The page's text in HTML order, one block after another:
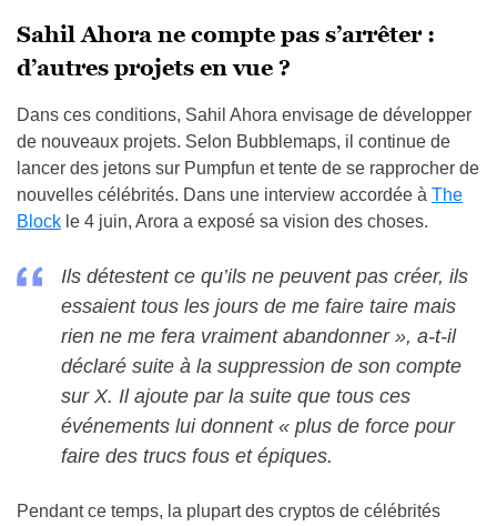
Sahil Ahora ne compte pas s’arrêter :
d’autres projets en vue ?
Dans ces conditions, Sahil Ahora envisage de développer
de nouveaux projets. Selon Bubblemaps, il continue de
lancer des jetons sur Pumpfun et tente de se rapprocher de
nouvelles célébrités. Dans une interview accordée à The
Block le 4 juin, Arora a exposé sa vision des choses.
Ils détestent ce qu’ils ne peuvent pas créer, ils
essaient tous les jours de me faire taire mais
rien ne me fera vraiment abandonner », a-t-il
déclaré suite à la suppression de son compte
sur X. Il ajoute par la suite que tous ces
événements lui donnent « plus de force pour
faire des trucs fous et épiques.
Pendant ce temps, la plupart des cryptos de célébrités